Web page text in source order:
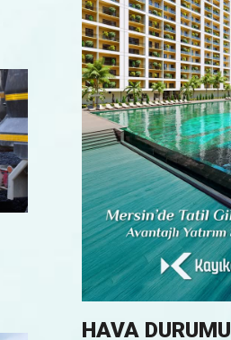
HAVA DURUMU